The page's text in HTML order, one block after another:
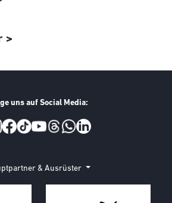
Seite
>
uns auf Social Media:
& Ausrüster